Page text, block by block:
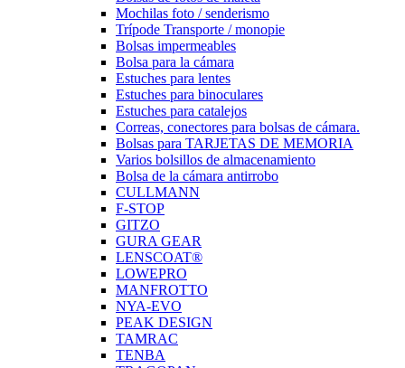
Mochilas foto / senderismo
Trípode Transporte / monopie
Bolsas impermeables
Bolsa para la cámara
Estuches para lentes
Estuches para binoculares
Estuches para catalejos
Correas, conectores para bolsas de cámara.
Bolsas para TARJETAS DE MEMORIA
Varios bolsillos de almacenamiento
Bolsa de la cámara antirrobo
CULLMANN
F-STOP
GITZO
GURA GEAR
LENSCOAT®
LOWEPRO
MANFROTTO
NYA-EVO
PEAK DESIGN
TAMRAC
TENBA